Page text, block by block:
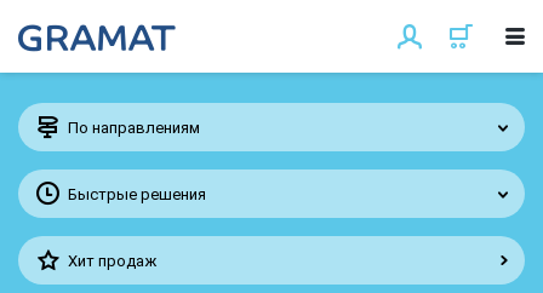
По направлениям
Быстрые решения
Хит продаж